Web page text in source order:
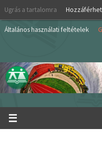
Skip
content
Ugrás a tartalomra
Általános használati feltételek